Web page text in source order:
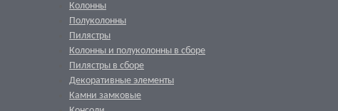
Колонны
Полуколонны
Пилястры
Колонны и полуколонны в сборе
Пилястры в сборе
Декоративные элементы
Камни замковые